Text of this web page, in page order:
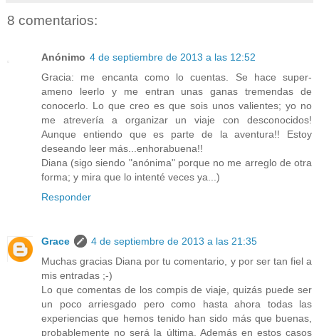
8 comentarios:
Anónimo 4 de septiembre de 2013 a las 12:52
Gracia: me encanta como lo cuentas. Se hace super-
ameno leerlo y me entran unas ganas tremendas de
conocerlo. Lo que creo es que sois unos valientes; yo no
me atrevería a organizar un viaje con desconocidos!
Aunque entiendo que es parte de la aventura!! Estoy
deseando leer más...enhorabuena!!
Diana (sigo siendo "anónima" porque no me arreglo de otra
forma; y mira que lo intenté veces ya...)
Responder
Grace
4 de septiembre de 2013 a las 21:35
Muchas gracias Diana por tu comentario, y por ser tan fiel a
mis entradas ;-)
Lo que comentas de los compis de viaje, quizás puede ser
un poco arriesgado pero como hasta ahora todas las
experiencias que hemos tenido han sido más que buenas,
probablemente no será la última. Además en estos casos